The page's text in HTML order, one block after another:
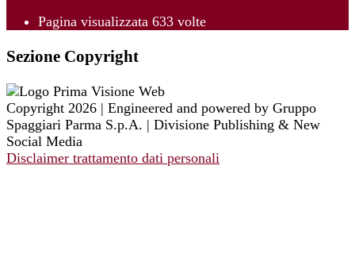
Pagina visualizzata 633 volte
Sezione Copyright
Copyright 2026 | Engineered and powered by Gruppo
Spaggiari Parma S.p.A. | Divisione Publishing & New
Social Media
Disclaimer trattamento dati personali